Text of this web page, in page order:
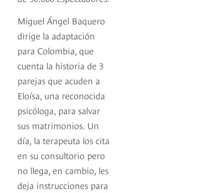
Miguel Ángel Baquero
dirige la adaptación
para Colombia, que
cuenta la historia de 3
parejas que acuden a
Eloísa, una reconocida
psicóloga, para salvar
sus matrimonios. Un
día, la terapeuta los cita
en su consultorio pero
no llega, en cambio, les
deja instrucciones para